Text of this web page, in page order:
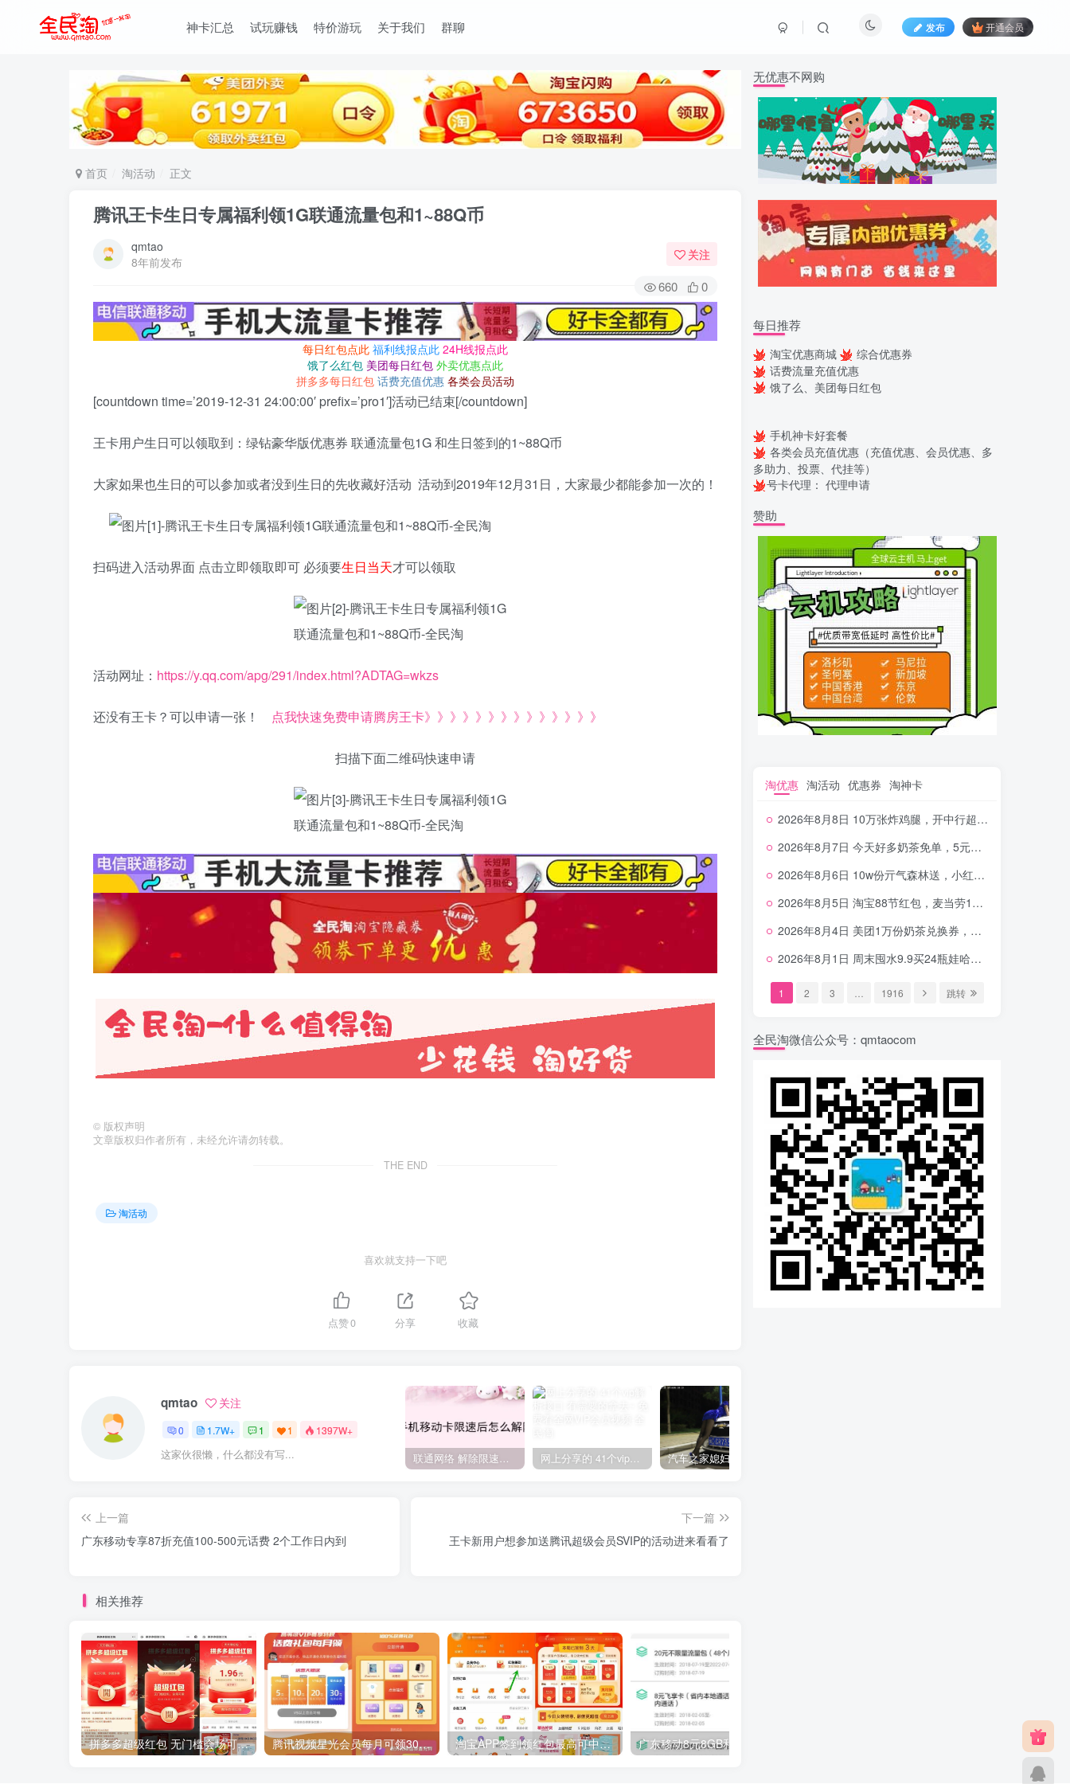
神卡汇总 试玩赚钱 特价游玩 关于我们 群聊 发布 开通会员
首页 淘活动 正文
腾讯王卡生日专属福利领1G联通流量包和1~88Q币
qmtao
8年前发布
关注
660 0
每日红包点此 福利线报点此 24H线报点此
饿了么红包 美团每日红包 外卖优惠点此
拼多多每日红包 话费充值优惠 各类会员活动
[countdown time=’2019-12-31 24:00:00′ prefix=’pro1′]活动已结束[/countdown]
王卡用户生日可以领取到：绿钻豪华版优惠券 联通流量包1G 和生日签到的1~88Q币
大家如果也生日的可以参加或者没到生日的先收藏好活动 活动到2019年12月31日，大家最少都能参加一次的！
扫码进入活动界面 点击立即领取即可 必须要生日当天才可以领取
活动网址： https://y.qq.com/apg/291/index.html?ADTAG=wkzs
还没有王卡？可以申请一张！ 点我快速免费申请腾房王卡》》》》》》》》》》》》》》
扫描下面二维码快速申请
© 版权声明
文章版权归作者所有，未经允许请勿转载。
THE END
淘活动
喜欢就支持一下吧
点赞0 分享 收藏
qmtao 关注
0 1.7W+ 1 1 1397W+
这家伙很懒，什么都没有写... 联通网络 解除限速方法参考！畅享、畅玩、老白干等及其它地区自测了 网上分享的 41个vip解析接口 有需要的拿去~ 免费看全网VIP会员视频
上一篇
广东移动专享87折充值100-500元话费 2个工作日内到
下一篇
王卡新用户想参加送腾讯超级会员SVIP的活动进来看看了
相关推荐
拼多多超级红包 无门槛会场可用 天天可领 最高88.88元 腾讯视频星光会员每月可领30元话费 V7会员降权每月限量 淘宝APP签到领红包最高可中88元淘宝红包
无优惠不网购
每日推荐
淘宝优惠商城
综合优惠券
话费流量充值优惠
饿了么、美团每日红包
手机神卡好套餐
各类会员充值优惠（充值优惠、会员优惠、多
多助力、投票、代挂等）
号卡代理： 代理申请
赞助
淘优惠 淘活动 优惠券 淘神卡
2026年8月8日 10万张炸鸡腿，开中行超给利，美团奶茶0.01，加油券，千问1.8~18.8体验金等
2026年8月7日 今天好多奶茶免单，5元农行省钱卡，京东抢0.01沪上，邮储5.88元等
2026年8月6日 10w份亓气森林送，小红书12元无门槛，中行电费30-10，0元柠檬水+0撸汉堡等
2026年8月5日 淘宝88节红包，麦当劳150万份柠檬水，三万份瑞幸免单，霸王9万份0.01券等
2026年8月4日 美团1万份奶茶兑换券，农行5E卡，中行支付超给利，美团领18个冰激凌，小米每天领2-6元等等
2026年8月1日 周末囤水9.9买24瓶娃哈哈，建行100元京东券，移动5元话费，麦当劳甜筒，交行立减金等
1 2 3 1916 跳转
全民淘微信公众号：qmtaocom